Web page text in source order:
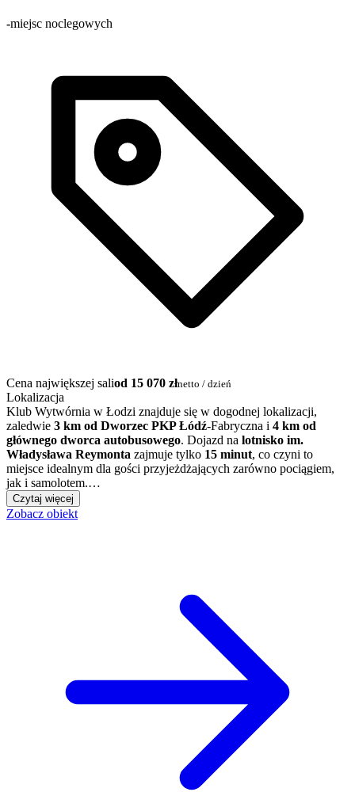
-miejsc noclegowych
Cena największej saliod 15 070 złnetto / dzień
Lokalizacja
Klub Wytwórnia w Łodzi znajduje się w dogodnej lokalizacji,
zaledwie 3 km od Dworzec PKP Łódź-Fabryczna i 4 km od
głównego dworca autobusowego. Dojazd na lotnisko im.
Władysława Reymonta zajmuje tylko 15 minut, co czyni to
miejsce idealnym dla gości przyjeżdżających zarówno pociągiem,
jak i samolotem.…
Czytaj więcej
Zobacz obiekt